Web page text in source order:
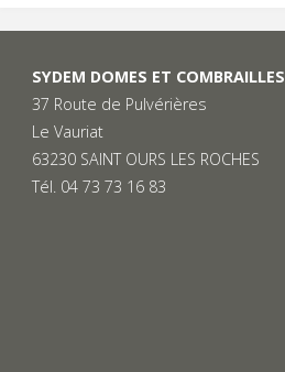
SYDEM DOMES ET COMBRAILLES
37 Route de Pulvérières
Le Vauriat
63230 SAINT OURS LES ROCHES
Tél. 04 73 73 16 83